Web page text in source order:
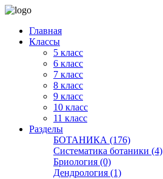
Главная
Классы
5 класс
6 класс
7 класс
8 класс
9 класс
10 класс
11 класс
Разделы
БОТАНИКА (176)
Систематика ботаники (4)
Бриология (0)
Дендрология (1)